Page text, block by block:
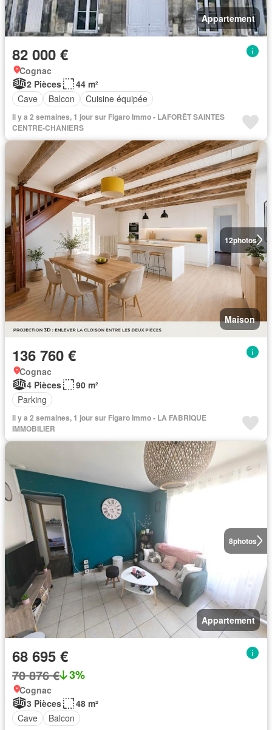
Appartement
82 000 €
Cognac
2 Pièces
44 m²
Cave
Balcon Cuisine équipée
Il y a 2 semaines, 1 jour sur Figaro Immo - LAFORÊT SAINTES
CENTRE-CHANIERS
12photos
Maison
136 760 €
Cognac
4 Pièces
90 m²
Parking
Il y a 2 semaines, 1 jour sur Figaro Immo - LA FABRIQUE
IMMOBILIER
8photos
Appartement
68 695 €
70 876 € 3%
Cognac
3 Pièces
48 m²
Cave
Balcon